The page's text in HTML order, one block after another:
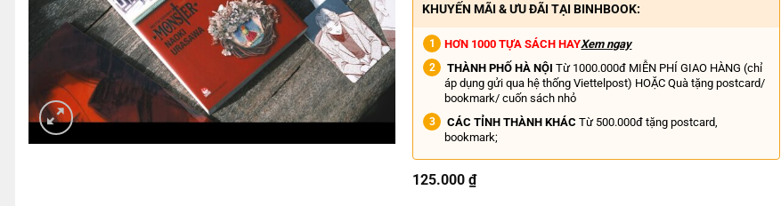
KHUYẾN MÃI & ƯU ĐÃI TẠI BINHBOOK:
HƠN 1000 TỰA SÁCH HAYXem ngay
THÀNH PHỐ HÀ NỘI Từ 1000.000đ MIỄN PHÍ GIAO HÀNG (chỉ
áp dụng gửi qua hệ thống Viettelpost) HOẶC Quà tặng postcard/
bookmark/ cuốn sách nhỏ
CÁC TỈNH THÀNH KHÁC Từ 500.000đ tặng postcard,
bookmark;
125.000₫